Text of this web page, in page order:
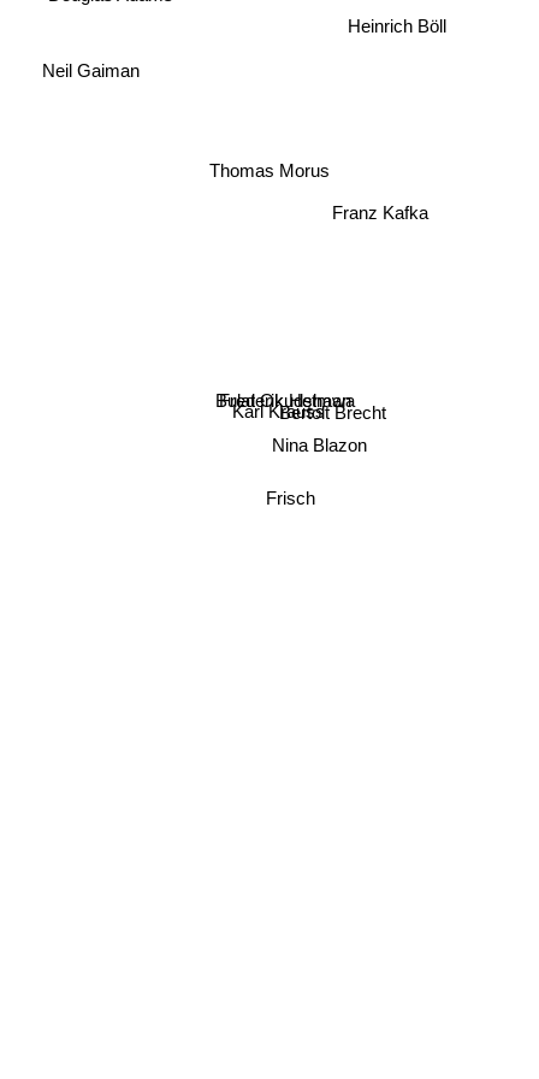
Thomas Morus
Karl Krauss
Bulat Okudshawa
Frederik Hetman
Nina Blazon
Frisch
Bertolt Brecht
Heinrich Böll